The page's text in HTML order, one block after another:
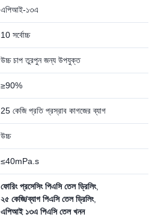
এপিআই-১৩এ
10 সর্বোচ্চ
উচ্চ চাপ তুরপুন জন্য উপযুক্ত
≥90%
25 কেজি প্রতি প্রস্রাব কাগজের ব্যাগ
উচ্চ
≤40mPa.s
ফোরিং প্রসেসিং পিএসি তেল ড্রিলিং,
২৫ কেজি/ব্যাগ পিএসি তেল ড্রিলিং,
এপিআই ১৩এ পিএসি তেল খনন